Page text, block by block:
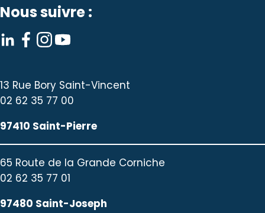
Nous suivre :
13 Rue Bory Saint-Vincent
02 62 35 77 00
97410 Saint-Pierre
65 Route de la Grande Corniche
02 62 35 77 01
97480 Saint-Joseph